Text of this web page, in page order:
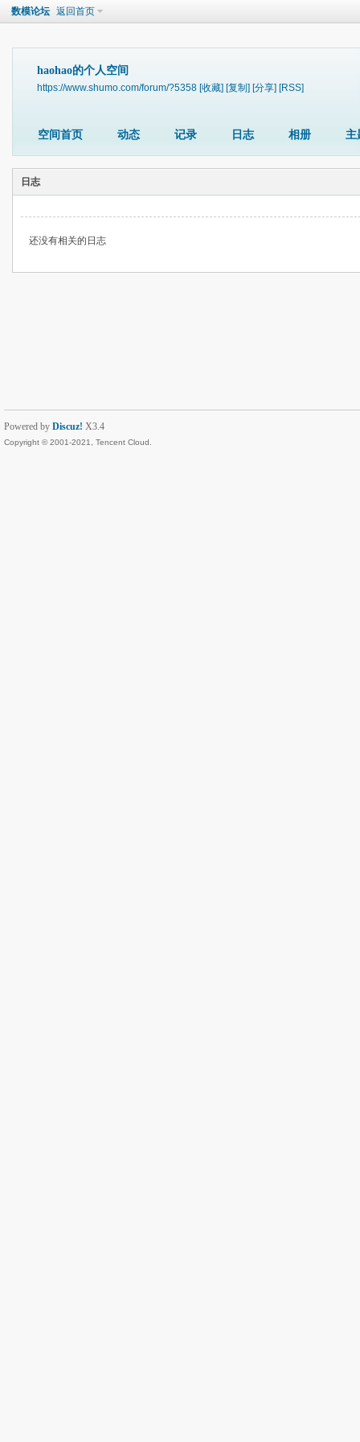
数模论坛 返回首页
haohao的个人空间
https://www.shumo.com/forum/?5358 [收藏] [复制] [分享] [RSS]
空间首页 动态 记录 日志 相册 主
日志
还没有相关的日志
Powered by Discuz! X3.4
Copyright © 2001-2021, Tencent Cloud.